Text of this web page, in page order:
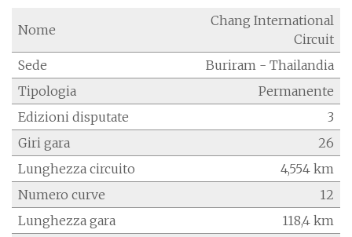
Nome
Chang International
Circuit
Sede
Buriram - Thailandia
Tipologia
Permanente
Edizioni disputate
3
Giri gara
26
Lunghezza circuito
4,554 km
Numero curve
12
Lunghezza gara
118,4 km